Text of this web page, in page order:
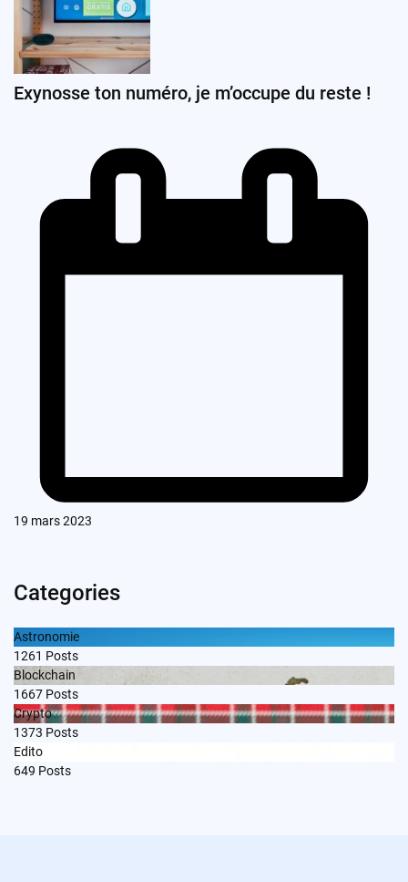
Exynosse ton numéro, je m’occupe du reste !
19 mars 2023
Categories
Astronomie
1261 Posts
Blockchain
1667 Posts
Crypto
1373 Posts
Edito
649 Posts